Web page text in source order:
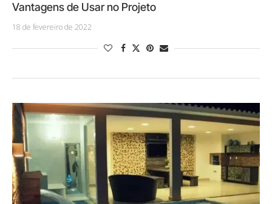
Vantagens de Usar no Projeto
18 de fevereiro de 2022